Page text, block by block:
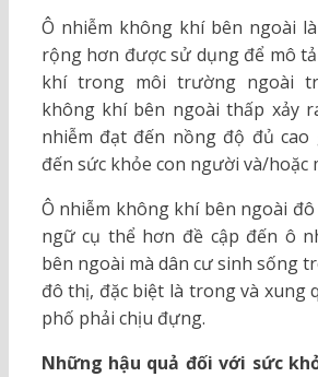
Ô nhiễm không khí bên ngoài
rộng hơn được sử dụng để mô
khí trong môi trường ngoài
không khí bên ngoài thấp xảy
nhiễm đạt đến nồng độ đủ cao
đến sức khỏe con người và/hoặc
Ô nhiễm không khí bên ngoài
ngữ cụ thể hơn đề cập đến ô
bên ngoài mà dân cư sinh sống
đô thị, đặc biệt là trong và xung
phố phải chịu đựng.
Những hậu quả đối với sức